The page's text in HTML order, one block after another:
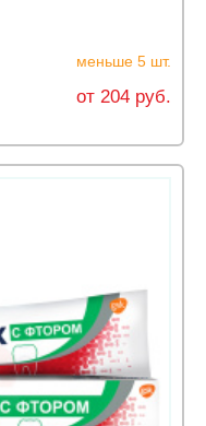
меньше 5 шт.
от 204 руб.